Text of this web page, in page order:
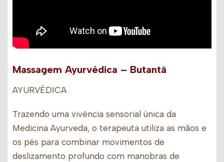
Massagem Ayurvédica – Butantã
AYURVÉDICA
Trazendo uma vivência sensorial única da
Medicina Ayurveda, o terapeuta utiliza as mãos e
os pés para combinar movimentos de
deslizamento profundo com manobras de